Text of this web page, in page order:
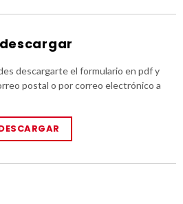
descargarte el formulario en pdf y
postal o por correo electrónico a